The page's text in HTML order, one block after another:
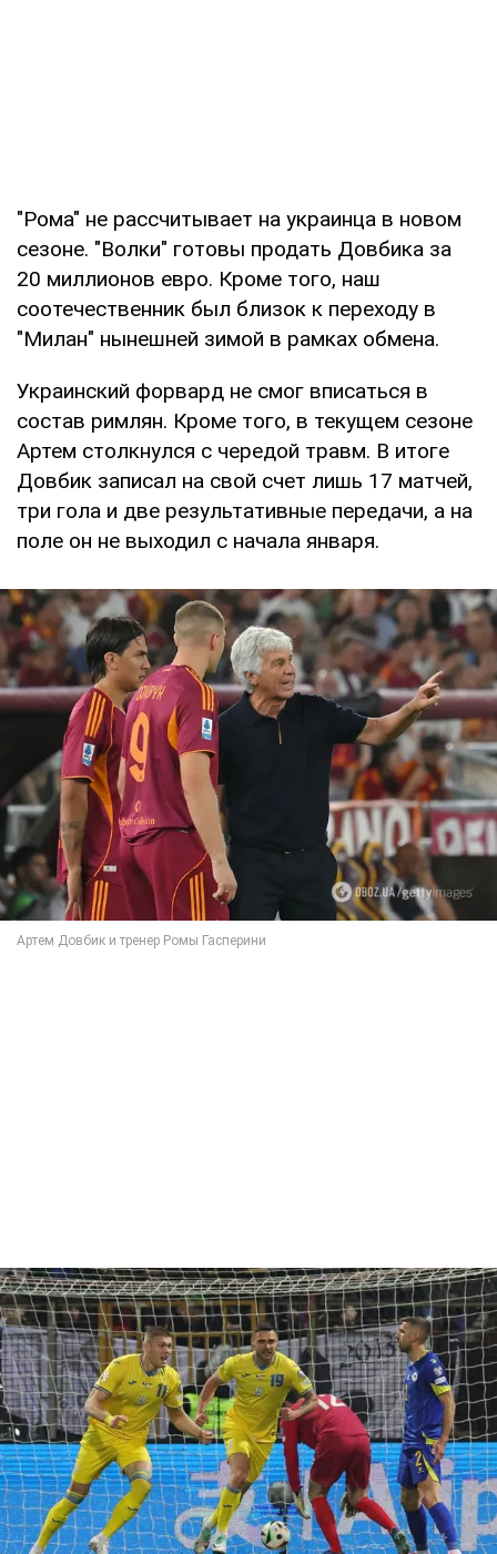
"Рома" не рассчитывает на украинца в новом
сезоне. "Волки" готовы продать Довбика за
20 миллионов евро. Кроме того, наш
соотечественник был близок к переходу в
"Милан" нынешней зимой в рамках обмена.
Украинский форвард не смог вписаться в
состав римлян. Кроме того, в текущем сезоне
Артем столкнулся с чередой травм. В итоге
Довбик записал на свой счет лишь 17 матчей,
три гола и две результативные передачи, а на
поле он не выходил с начала января.